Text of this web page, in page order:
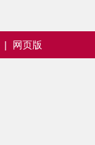
| 网页版